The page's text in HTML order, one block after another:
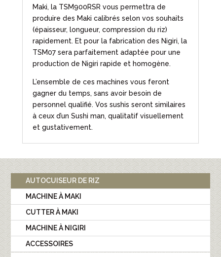
Maki, la TSM900RSR vous permettra de
produire des Maki calibrés selon vos souhaits
(épaisseur, longueur, compression du riz)
rapidement. Et pour la fabrication des Nigiri, la
TSM07 sera parfaitement adaptée pour une
production de Nigiri rapide et homogène.
L’ensemble de ces machines vous feront
gagner du temps, sans avoir besoin de
personnel qualifié. Vos sushis seront similaires
à ceux d’un Sushi man, qualitatif visuellement
et gustativement.
AUTOCUISEUR DE RIZ
MACHINE À MAKI
CUTTER À MAKI
MACHINE À NIGIRI
ACCESSOIRES